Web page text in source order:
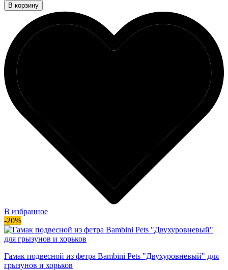
В корзину
В избранное
-20%
Гамак подвесной из фетра Bambini Pets "Двухуровневый" для
грызунов и хорьков